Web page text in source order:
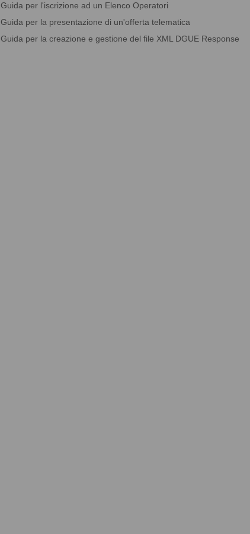
Guida per l'iscrizione ad un Elenco Operatori
Guida per la presentazione di un'offerta telematica
Guida per la creazione e gestione del file XML DGUE Response